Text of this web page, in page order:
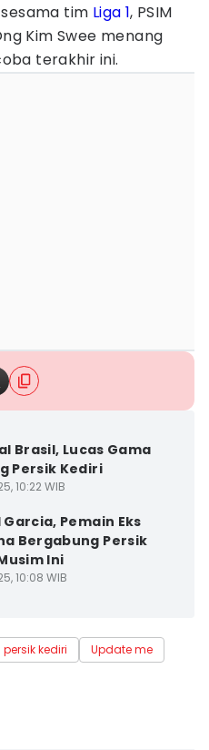
tim Liga 1, PSIM
Kim Swee menang
terakhir ini.
Brasil, Lucas Gama
Persik Kediri
10:22 WIB
Pemain Eks
Bergabung Persik
Ini
10:08 WIB
persik kediri Update me